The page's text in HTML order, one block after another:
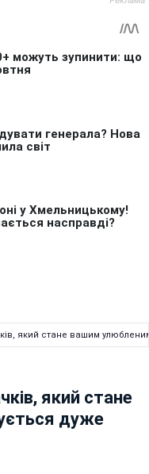
який стане вашим
який стане
дуже